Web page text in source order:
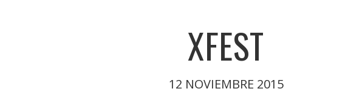
XFEST
12 NOVIEMBRE 2015